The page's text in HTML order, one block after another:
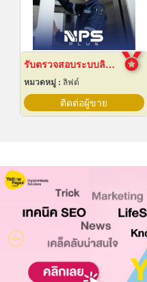
รับตรวจสอบระบบลิฟต์ ซ่อมบำรุงรักษา Maintenance
หมวดหมู่ : ลิฟต์
ติดต่อผู้ขาย